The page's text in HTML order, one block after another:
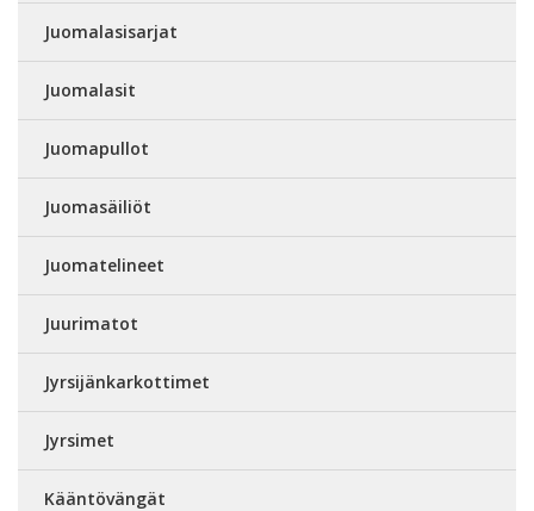
Juomalasisarjat
Juomalasit
Juomapullot
Juomasäiliöt
Juomatelineet
Juurimatot
Jyrsijänkarkottimet
Jyrsimet
Kääntövängät